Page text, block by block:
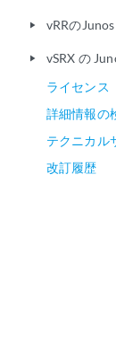
play_arrow vRRの
play_arrow
vSRX の
ライセンス
詳細情報の
テクニカル
改訂履歴